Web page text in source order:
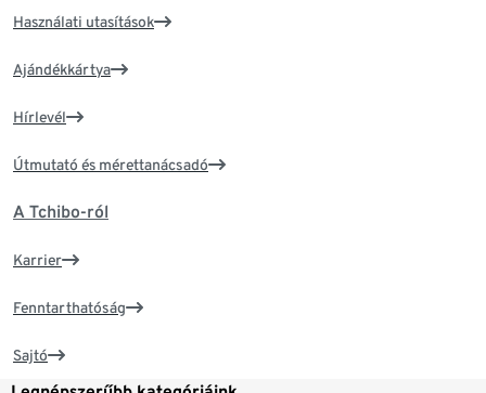
Használati utasítások
Ajándékkártya
Hírlevél
Útmutató és mérettanácsadó
A Tchibo-ról
Karrier
Fenntarthatóság
Sajtó